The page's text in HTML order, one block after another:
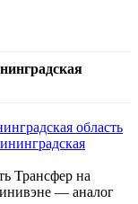
область
Трансфер на
— аналог